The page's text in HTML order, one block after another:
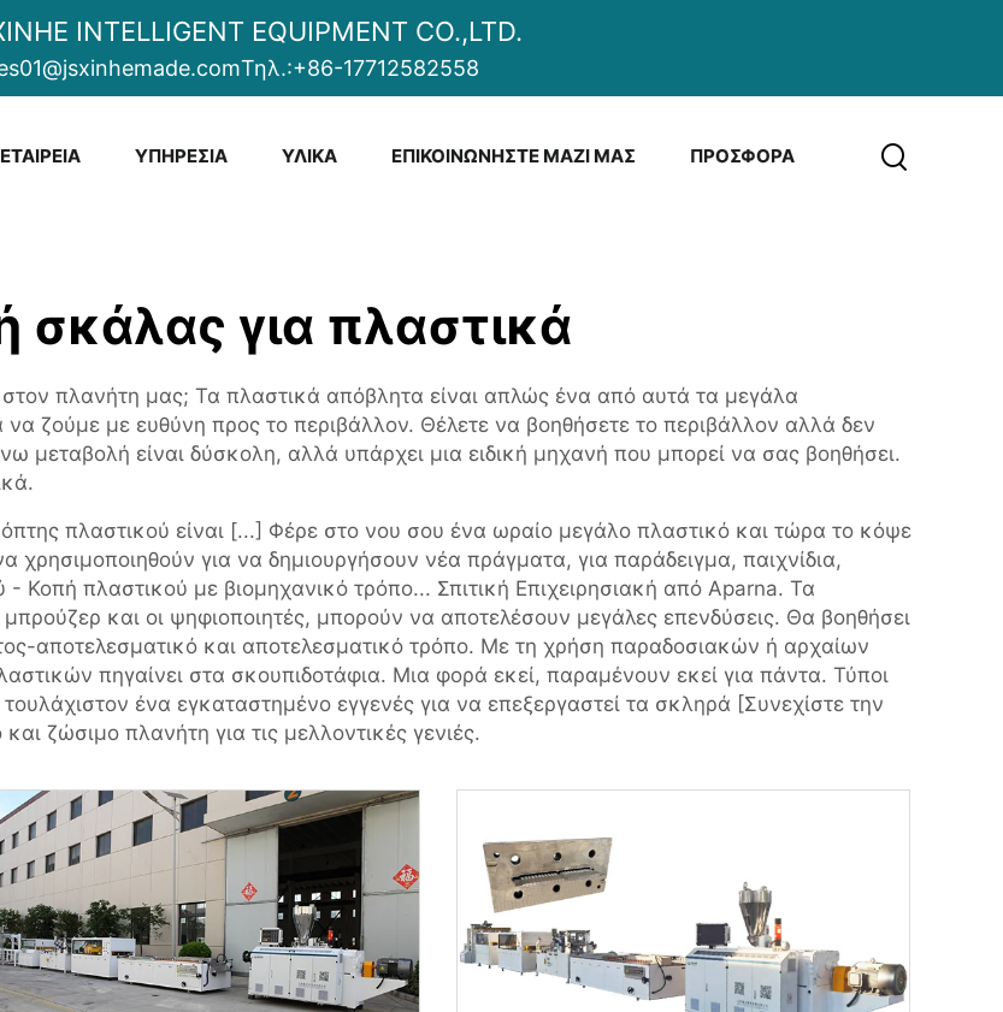
INTELLIGENT EQUIPMENT CO.,LTD.
Τηλ.:+86-17712582558
ΕΤΑΙΡΕΊΑ ΥΠΗΡΕΣΊΑ ΥΛΙΚΆ ΕΠΙΚΟΙΝΩΝΉΣΤΕ ΜΑΖΊ ΜΑΣ ΠΡΟΣΦΟΡΆ
σκάλας για πλαστικά
πλανήτη μας; Τα πλαστικά απόβλητα είναι απλώς ένα από αυτά τα μεγάλα
ζούμε με ευθύνη προς το περιβάλλον. Θέλετε να βοηθήσετε το περιβάλλον αλλά δεν
μεταβολή είναι δύσκολη, αλλά υπάρχει μια ειδική μηχανή που μπορεί να σας βοηθήσει.
πλαστικού είναι [...] Φέρε στο νου σου ένα ωραίο μεγάλο πλαστικό και τώρα το κόψε
για να δημιουργήσουν νέα πράγματα, για παράδειγμα, παιχνίδια,
πλαστικού με βιομηχανικό τρόπο... Σπιτική Επιχειρησιακή από Aparna. Τα
και οι ψηφιοποιητές, μπορούν να αποτελέσουν μεγάλες επενδύσεις. Θα βοηθήσει
αποτελεσματικό και αποτελεσματικό τρόπο. Με τη χρήση παραδοσιακών ή αρχαίων
πηγαίνει στα σκουπιδοτάφια. Μια φορά εκεί, παραμένουν εκεί για πάντα. Τύποι
ένα εγκαταστημένο εγγενές για να επεξεργαστεί τα σκληρά [Συνεχίστε την
ζώσιμο πλανήτη για τις μελλοντικές γενιές.